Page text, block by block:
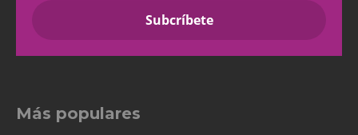
Más populares